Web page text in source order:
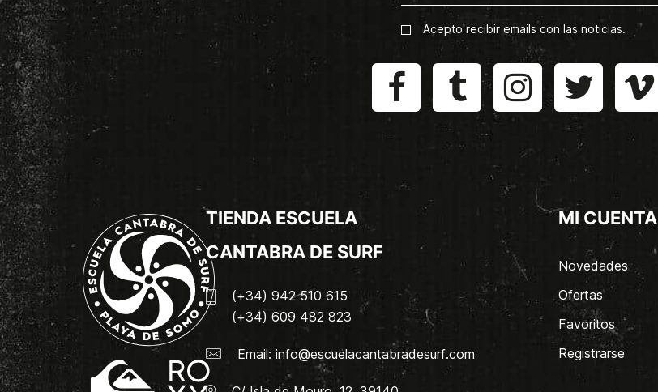
Acepto recibir emails con las noticias.
TIENDA ESCUELA
CANTABRA DE SURF
(+34) 942 510 615
(+34) 609 482 823
Email: info@escuelacantabradesurf.com
MI CUENTA
Novedades
Ofertas
Favoritos
Registrarse